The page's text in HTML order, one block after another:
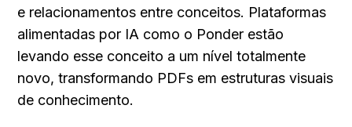
e relacionamentos entre conceitos. Plataformas
alimentadas por IA como o Ponder estão
levando esse conceito a um nível totalmente
novo, transformando PDFs em estruturas visuais
de conhecimento.